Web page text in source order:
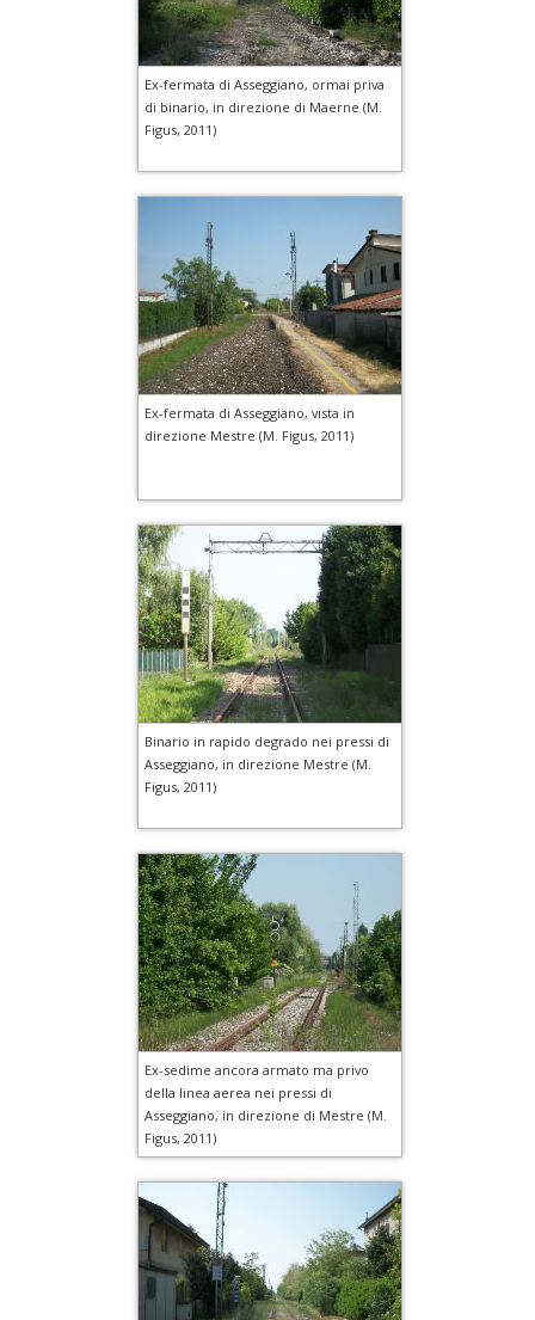
Ex-fermata di Asseggiano, ormai priva
di binario, in direzione di Maerne (M.
Figus, 2011)
Ex-fermata di Asseggiano, vista in
direzione Mestre (M. Figus, 2011)
Binario in rapido degrado nei pressi di
Asseggiano, in direzione Mestre (M.
Figus, 2011)
Ex-sedime ancora armato ma privo
della linea aerea nei pressi di
Asseggiano, in direzione di Mestre (M.
Figus, 2011)